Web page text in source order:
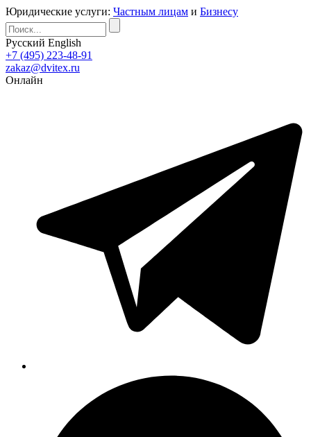
Юридические услуги: Частным лицам и Бизнесу
Русский English
+7 (495) 223-48-91
zakaz@dvitex.ru
Онлайн